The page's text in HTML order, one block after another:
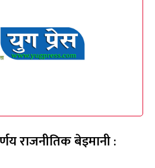
राजनीतिक बेइमानी :